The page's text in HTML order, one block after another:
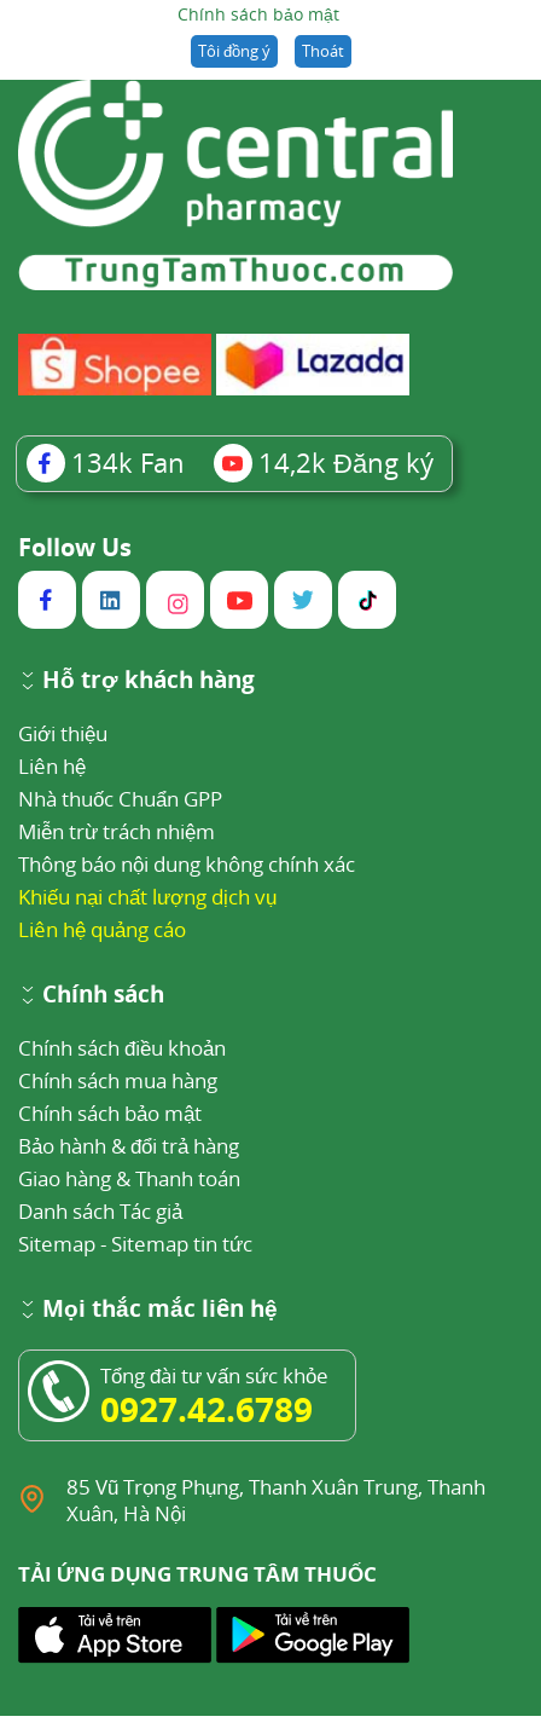
Chính sách bảo mật
Tôi đồng ý Thoát
134k Fan 14,2k Đăng ký
Follow Us
Hỗ trợ khách hàng
Giới thiệu
Liên hệ
Nhà thuốc Chuẩn GPP
Miễn trừ trách nhiệm
Thông báo nội dung không chính xác
Khiếu nại chất lượng dịch vụ
Liên hệ quảng cáo
Chính sách
Chính sách điều khoản
Chính sách mua hàng
Chính sách bảo mật
Bảo hành & đổi trả hàng
Giao hàng & Thanh toán
Danh sách Tác giả
Sitemap- Sitemap tin tức
Mọi thắc mắc liên hệ
Tổng đài tư vấn sức khỏe
0927.42.6789
85 Vũ Trọng Phụng, Thanh Xuân Trung, Thanh
Xuân, Hà Nội
TẢI ỨNG DỤNG TRUNG TÂM THUỐC